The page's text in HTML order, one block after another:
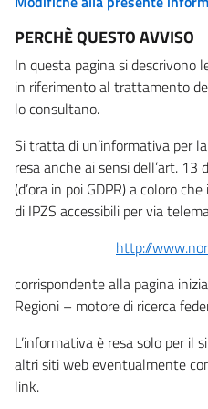
PERCHÈ QUESTO AVVISO
In questa pagina si descrivono
in riferimento al trattamento
lo consultano.
Si tratta di un’informativa per
resa anche ai sensi dell’art.
(d’ora in poi GDPR) a coloro
di IPZS accessibili per via
http://
corrispondente alla pagina
Regioni – motore di ricerca
L’informativa è resa solo per il
altri siti web eventualmente
link.